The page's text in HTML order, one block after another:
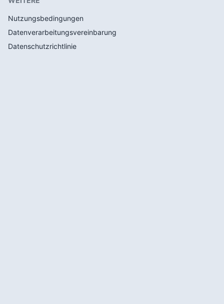
Nutzungsbedingungen
Datenverarbeitungsvereinbarung
Datenschutzrichtlinie